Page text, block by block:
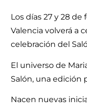
Los días 27 y 28 de
Valencia volverá a
celebración del
El universo de
Salón, una edición
Nacen nuevas